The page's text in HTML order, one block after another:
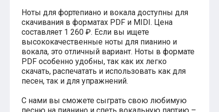
Брат-2
Властелин колец: Братство Кольца
Гордость и предубеждение
Классическая музыка
Времена года - Вивальди
Времена года - Чайковский
Сонаты Бетховена
Ноты для вальса
Из мультфильмов
Король лев
Холодное сердце
Ноты для фортепиано и вокала доступны для
скачивания в форматах PDF и MIDI. Цена
составляет 1 260 ₽. Если вы ищете
высококачественные ноты для пианино и
вокала, это отличный вариант. Ноты в формате
PDF особенно удобны, так как их легко
скачать, распечатать и использовать как для
песен, так и для упражнений.
С нами вы сможете сыграть свою любимую